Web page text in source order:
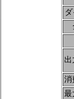
出
消
最